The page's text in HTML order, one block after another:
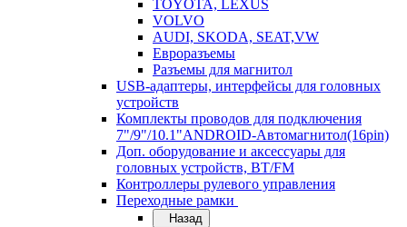
TOYOTA, LEXUS
VOLVO
AUDI, SKODA, SEAT,VW
Евроразъемы
Разъемы для магнитол
USB-адаптеры, интерфейсы для головных
устройств
Комплекты проводов для подключения
7"/9"/10.1"ANDROID-Автомагнитол(16pin)
Доп. оборудование и аксессуары для
головных устройств, BT/FM
Контроллеры рулевого управления
Переходные рамки
Назад